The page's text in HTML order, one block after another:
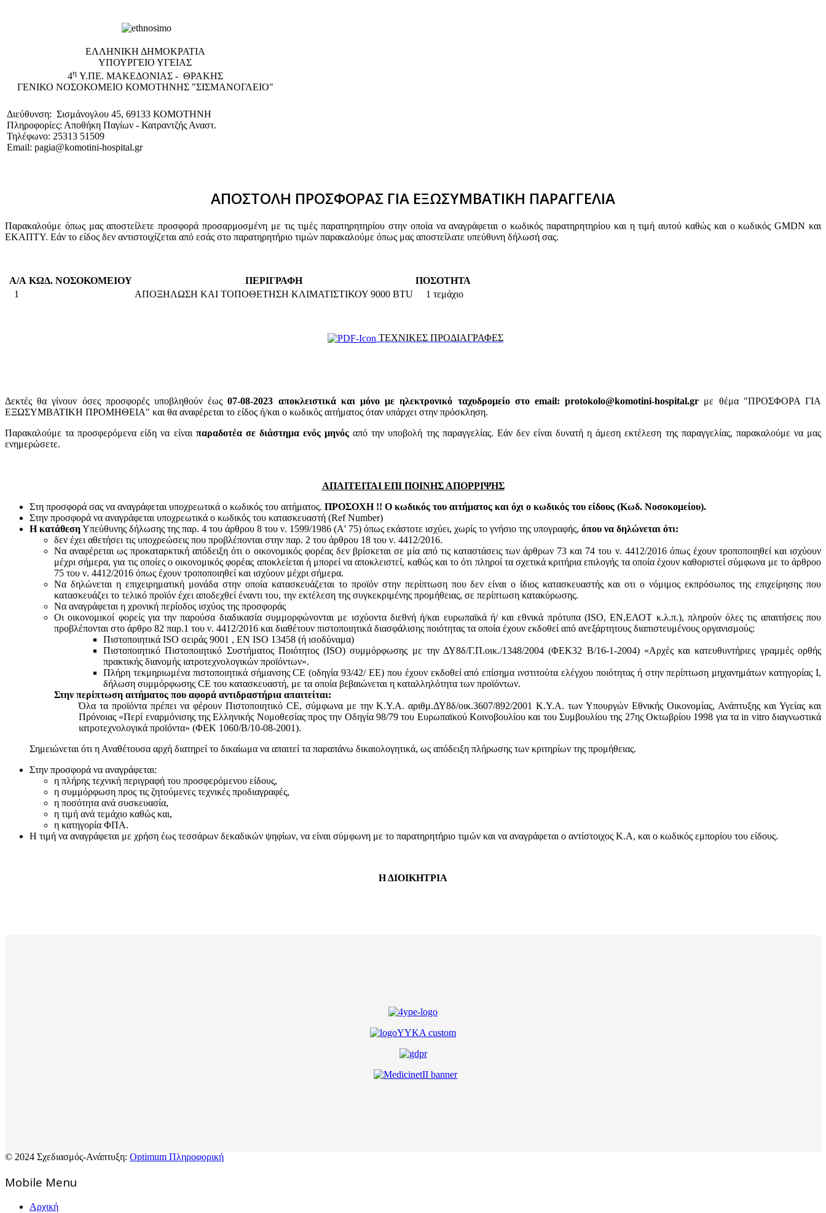
EΛΛΗΝΙΚΗ ΔΗΜΟΚΡΑΤΙΑ
ΥΠΟΥΡΓΕΙΟ ΥΓΕΙΑΣ
4η Υ.ΠΕ. ΜΑΚΕΔΟΝΙΑΣ - ΘΡΑΚΗΣ
ΓΕΝΙΚΟ NΟΣΟΚΟΜΕΙΟ ΚΟΜΟΤΗΝΗΣ "ΣΙΣΜΑΝΟΓΛΕΙΟ"
Διεύθυνση: Σισμάνογλου 45, 69133 ΚΟΜΟΤΗΝΗ
Πληροφορίες: Αποθήκη Παγίων - Κατραντζής Αναστ.
Τηλέφωνο: 25313 51509
Email: pagia@komotini-hospital.gr
ΑΠΟΣΤΟΛΗ ΠΡΟΣΦΟΡΑΣ ΓΙΑ ΕΞΩΣΥΜΒΑΤΙΚΗ ΠΑΡΑΓΓΕΛΙΑ
Παρακαλούμε όπως μας αποστείλετε προσφορά προσαρμοσμένη με τις τιμές παρατηρητηρίου στην οποία να αναγράφεται ο κωδικός παρατηρητηρίου και η τιμή αυτού καθώς και ο κωδικός GMDN και
ΕΚΑΠΤΥ. Εάν το είδος δεν αντιστοιχίζεται από εσάς στο παρατηρητήριο τιμών παρακαλούμε όπως μας αποστείλατε υπεύθυνη δήλωσή σας.
Α/Α ΚΩΔ. ΝΟΣΟΚΟΜΕΙΟΥ ΠΕΡΙΓΡΑΦΗ
ΠΟΣΟΤΗΤΑ
1
ΑΠΟΞΗΛΩΣΗ ΚΑΙ ΤΟΠΟΘΕΤΗΣΗ ΚΛΙΜΑΤΙΣΤΙΚΟΥ 9000 BTU 1 τεμάχιο
ΤΕΧΝΙΚΕΣ ΠΡΟΔΙΑΓΡΑΦΕΣ
Δεκτές θα γίνουν όσες προσφορές υποβληθούν έως07-08-2023 αποκλειστικά και μόνο με ηλεκτρονικό ταχυδρομείο στο email: protokolo@komotini-hospital.gr με θέμα "ΠΡΟΣΦΟΡΑ ΓΙΑ
ΕΞΩΣΥΜΒΑΤΙΚΗ ΠΡΟΜΗΘΕΙΑ" και θα αναφέρεται το είδος ή/και ο κωδικός αιτήματος όταν υπάρχει στην πρόσκληση.
Παρακαλούμε τα προσφερόμενα είδη να είναι παραδοτέα σε διάστημα ενός μηνός από την υποβολή της παραγγελίας. Εάν δεν είναι δυνατή η άμεση εκτέλεση της παραγγελίας, παρακαλούμε να μας
ενημερώσετε.
ΑΠΑΙΤΕΙΤΑΙ ΕΠΙ ΠΟΙΝΗΣ ΑΠΟΡΡΙΨΗΣ
Στη προσφορά σας να αναγράφεται υποχρεωτικά ο κωδικός του αιτήματος. ΠΡΟΣΟΧΗ !! Ο κωδικός του αιτήματος και όχι ο κωδικός του είδους (Κωδ. Νοσοκομείου).
Στην προσφορά να αναγράφεται υποχρεωτικά ο κωδικός του κατασκευαστή (Ref Number)
Η κατάθεσηΥπεύθυνης δήλωσης της παρ. 4 του άρθρου 8 του ν. 1599/1986 (Α' 75) όπως εκάστοτε ισχύει, χωρίς το γνήσιο της υπογραφής, όπου να δηλώνεται ότι:
δεν έχει αθετήσει τις υποχρεώσεις που προβλέπονται στην παρ. 2 του άρθρου 18 του ν. 4412/2016.
Να αναφέρεται ως προκαταρκτική απόδειξη ότι ο οικονομικός φορέας δεν βρίσκεται σε μία από τις καταστάσεις των άρθρων 73 και 74 του ν. 4412/2016 όπως έχουν τροποποιηθεί και ισχύουν
μέχρι σήμερα, για τις οποίες ο οικονομικός φορέας αποκλείεται ή μπορεί να αποκλειστεί, καθώς και το ότι πληροί τα σχετικά κριτήρια επιλογής τα οποία έχουν καθοριστεί σύμφωνα με τo άρθροo
75 του ν. 4412/2016 όπως έχουν τροποποιηθεί και ισχύουν μέχρι σήμερα.
Να δηλώνεται η επιχειρηματική μονάδα στην οποία κατασκευάζεται το προϊόν στην περίπτωση που δεν είναι ο ίδιος κατασκευαστής και oτι ο νόμιμος εκπρόσωπος της επιχείρησης που
κατασκευάζει το τελικό προϊόν έχει αποδεχθεί έναντι του, την εκτέλεση της συγκεκριμένης προμήθειας, σε περίπτωση κατακύρωσης.
Να αναγράφεται η χρονική περίοδος ισχύος της προσφοράς
Οι οικονομικοί φορείς για την παρούσα διαδικασία συμμορφώνονται με ισχύοντα διεθνή ή/και ευρωπαϊκά ή/ και εθνικά πρότυπα (ISO, ΕΝ,ΕΛΟΤ κ.λ.π.), πληρούν όλες τις απαιτήσεις που
προβλέπονται στο άρθρο 82 παρ.1 του ν. 4412/2016 και διαθέτουν πιστοποιητικά διασφάλισης ποιότητας τα οποία έχουν εκδοθεί από ανεξάρτητους διαπιστευμένους οργανισμούς:
Πιστοποιητικά ISO σειράς 9001 , ΕΝ ISO 13458 (ή ισοδύναμα)
Πιστοποιητικό Πιστοποιητικό Συστήματος Ποιότητος (ISO) συμμόρφωσης με την ΔΥ8δ/Γ.Π.οικ./1348/2004 (ΦΕΚ32 Β/16-1-2004) «Αρχές και κατευθυντήριες γραμμές ορθής
πρακτικής διανομής ιατροτεχνολογικών προϊόντων».
Πλήρη τεκμηριωμένα πιστοποιητικά σήμανσης CE (οδηγία 93/42/ ΕΕ) που έχουν εκδοθεί από επίσημα ινστιτούτα ελέγχου ποιότητας ή στην περίπτωση μηχανημάτων κατηγορίας Ι,
δήλωση συμμόρφωσης CE του κατασκευαστή, με τα οποία βεβαιώνεται η καταλληλότητα των προϊόντων.
Στην περίπτωση αιτήματος που αφορά αντιδραστήρια απαιτείται:
Όλα τα προϊόντα πρέπει να φέρουν Πιστοποιητικό CE, σύμφωνα με την Κ.Υ.Α. αριθμ.ΔΥ8δ/οικ.3607/892/2001 Κ.Υ.Α. των Υπουργών Εθνικής Οικονομίας, Ανάπτυξης και Υγείας και
Πρόνοιας «Περί εναρμόνισης της Ελληνικής Νομοθεσίας προς την Οδηγία 98/79 του Ευρωπαϊκού Κοινοβουλίου και του Συμβουλίου της 27ης Οκτωβρίου 1998 για τα in vitro διαγνωστικά
ιατροτεχνολογικά προϊόντα» (ΦΕΚ 1060/Β/10-08-2001).
Σημειώνεται ότι η Αναθέτουσα αρχή διατηρεί το δικαίωμα να απαιτεί τα παραπάνω δικαιολογητικά, ως απόδειξη πλήρωσης των κριτηρίων της προμήθειας.
Στην προσφορά να αναγράφεται:
η πλήρης τεχνική περιγραφή του προσφερόμενου είδους,
η συμμόρφωση προς τις ζητούμενες τεχνικές προδιαγραφές,
η ποσότητα ανά συσκευασία,
η τιμή ανά τεμάχιο καθώς και,
η κατηγορία ΦΠΑ.
Η τιμή να αναγράφεται με χρήση έως τεσσάρων δεκαδικών ψηφίων, να είναι σύμφωνη με το παρατηρητήριο τιμών και να αναγράφεται ο αντίστοιχος Κ.Α, και ο κωδικός εμπορίου του είδους.
Η ΔΙΟΙΚΗΤΡΙΑ
© 2024 Σχεδιασμός-Ανάπτυξη: Optimum Πληροφορική
Mοbile Menu
Αρχική